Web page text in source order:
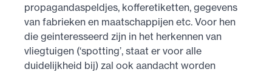
propagandaspeldjes, koffer­etiketten, gegevens
van fabrieken en maatschappijen etc. Voor hen
die geinteresseerd zijn in het herkennen van
vliegtuigen (‘spotting’, staat er voor alle
duidelijkheid bij) zal ook aandacht worden